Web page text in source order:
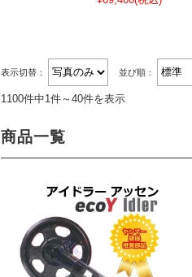
表示切替： 並び順：
1100件中1件～40件を表示
商品一覧